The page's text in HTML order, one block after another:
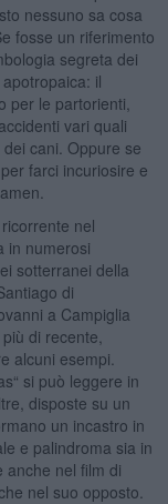
nessuno sa cosa
fosse un riferimento
segreta dei
il
per le partorienti,
vari quali
cani. Oppure se
farci incuriosire e
nel
in numerosi
sotterranei della
di
a Campiglia
di recente,
alcuni esempi.
si può leggere in
disposte su un
un incastro in
e palindroma sia in
anche nel film di
nel suo opposto.